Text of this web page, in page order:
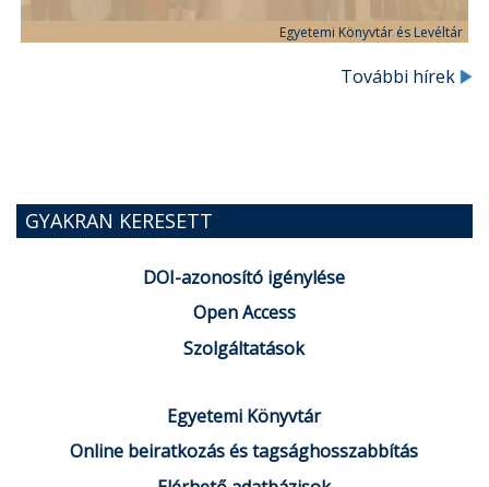
Egyetemi Könyvtár és Levéltár
További hírek
GYAKRAN KERESETT
DOI-azonosító igénylése
Open Access
Szolgáltatások
Egyetemi Könyvtár
Online beiratkozás és tagsághosszabbítás